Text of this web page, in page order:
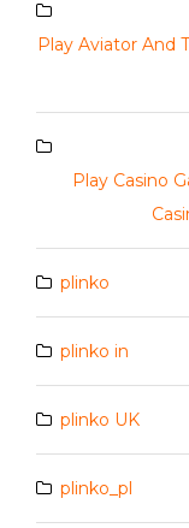
Play Aviator And
Play Casino
plinko
plinko in
plinko UK
plinko_pl